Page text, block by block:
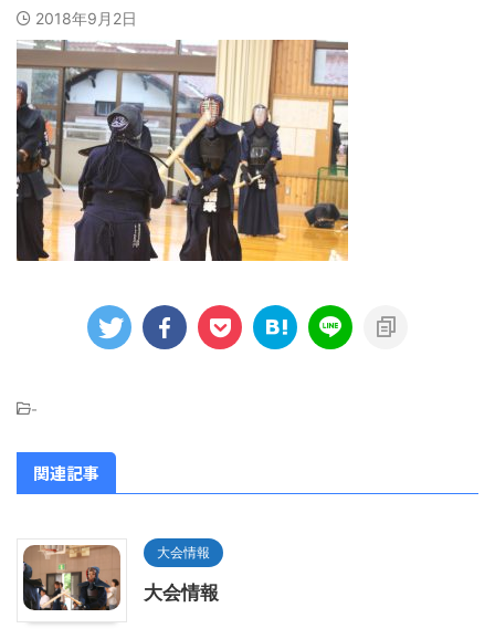
2018年9月2日
-
関連記事
大会情報
大会情報